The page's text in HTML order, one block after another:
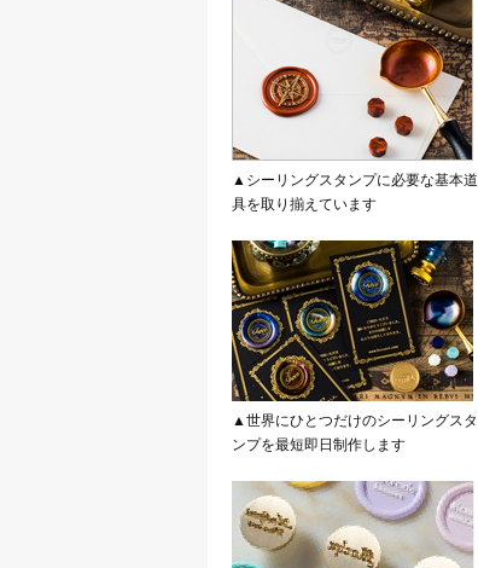
▲シーリングスタンプに必要な基本道
具を取り揃えています
▲世界にひとつだけのシーリングスタ
ンプを最短即日制作します